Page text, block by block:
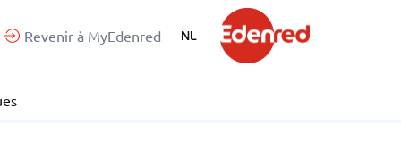
Revenir à MyEdenred NL